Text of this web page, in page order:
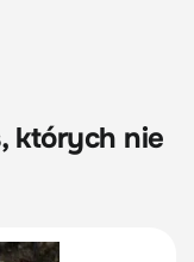
których nie